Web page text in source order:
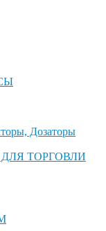
Дозаторы
ТОРГОВЛИ